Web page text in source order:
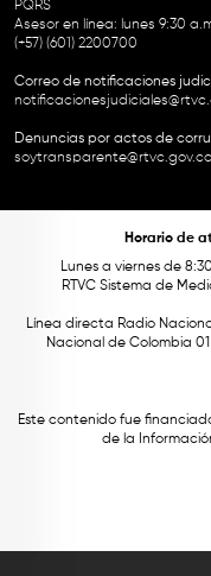
PQRS
Asesor en línea: lunes 9:30
(+57) (601) 2200700
Correo de notificaciones
Denuncias por actos de
soytransparente@rtvc.gov.co
Horario de
Lunes a viernes de
RTVC Sistema de
Línea directa Radio
Nacional de Colombia
Este contenido fue
de la